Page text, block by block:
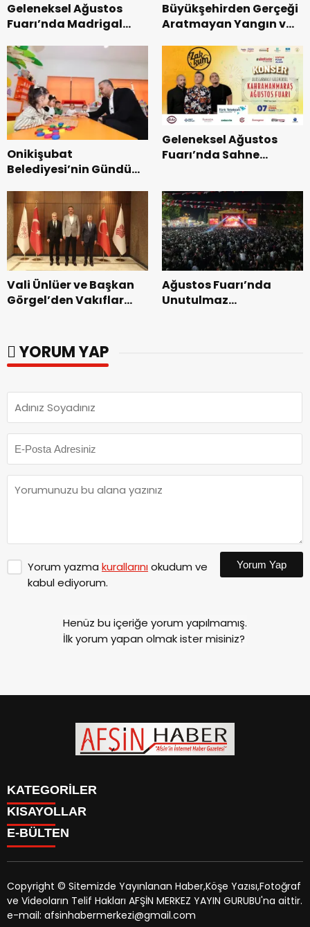
Geleneksel Ağustos
Fuarı’nda Madrigal
Büyükşehirden Gerçeği
Aratmayan Yangın ve
Onikişubat
Belediyesi’nin Gündüz
dönemin ön kayıtları
başladı.
Geleneksel Ağustos
Fuarı’nda Sahne
Vali Ünlüer ve Başkan
Görgel’den Vakıflar
Ağustos Fuarı’nda
Unutulmaz
YORUM YAP
Yorum yazma kurallarınıokudum ve
kabul ediyorum.
Yorum Yap
Henüz bu içeriğe yorum yapılmamış.
İlk yorum yapan olmak ister misiniz?
KATEGORİLER
SİYASET
EĞİTİM
MAGAZİN
MANŞETLER
ÖZEL HABER
KISAYOLLAR
SİYASET
EĞİTİM
KÜLTÜR SANAT
MAGAZİN
MANŞETLER
E-BÜLTEN
afsinhaber.com e-bültenine abone olarak, tarafınıza haber,
duyuru ve kampanya içerikli e-postaların gönderilmesini
Copyright © Sitemizde Yayınlanan Haber,Köşe Yazısı,Fotoğraf
ve Videoların Telif Hakları AFŞİN MERKEZ YAYIN GURUBU'na aittir.
e-mail: afsinhabermerkezi@gmail.com